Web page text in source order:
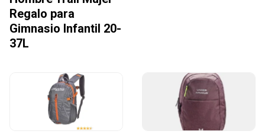
Regalo para
Gimnasio Infantil 20-
37L